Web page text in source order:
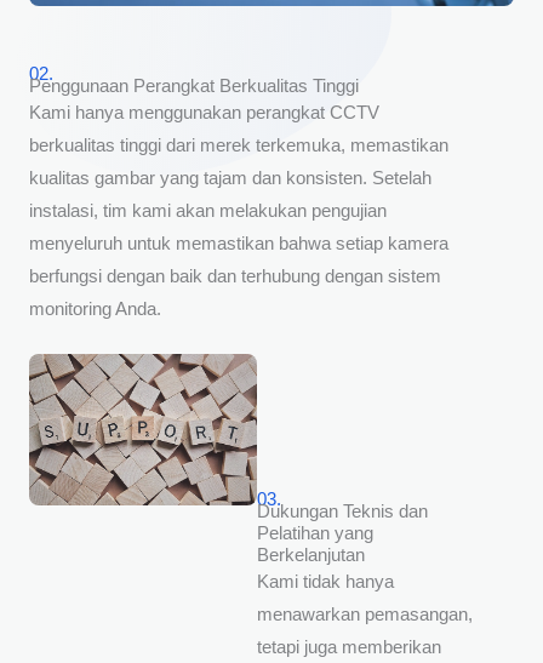
02.
Penggunaan Perangkat Berkualitas Tinggi
Kami hanya menggunakan perangkat CCTV
berkualitas tinggi dari merek terkemuka, memastikan
kualitas gambar yang tajam dan konsisten. Setelah
instalasi, tim kami akan melakukan pengujian
menyeluruh untuk memastikan bahwa setiap kamera
berfungsi dengan baik dan terhubung dengan sistem
monitoring Anda.
03.
Dukungan Teknis dan
Pelatihan yang
Berkelanjutan
Kami tidak hanya
menawarkan pemasangan,
tetapi juga memberikan